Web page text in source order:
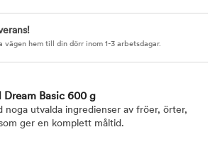
vägen hem till din dörr inom 1-3 arbetsdagar.
Dream Basic 600 g
noga utvalda ingredienser av fröer, örter,
ger en komplett måltid.